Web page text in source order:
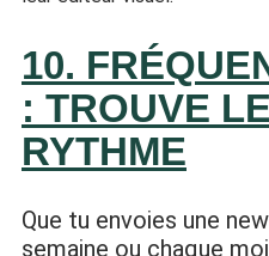
10.
: TROUVE
RYTHME
Que tu envoies une
semaine ou chaque